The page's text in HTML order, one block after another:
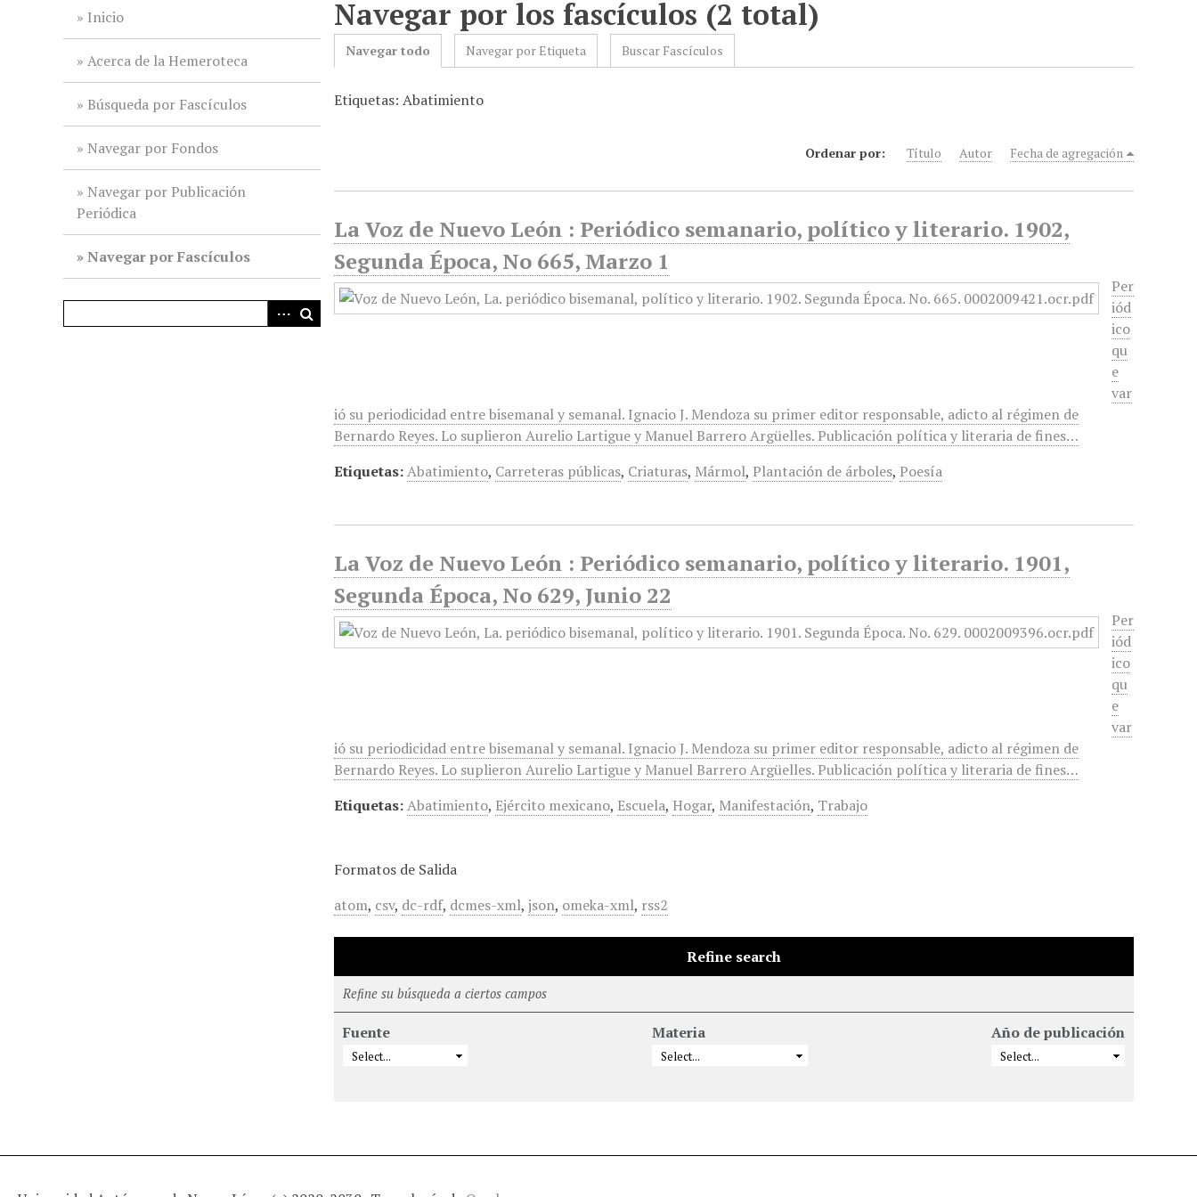
Inicio
Acerca de la Hemeroteca
Búsqueda por Fascículos
Navegar por Fondos
Navegar por Publicación
Periódica
Navegar por Fascículos
Navegar por los fascículos (2 total)
Navegar todo Navegar por Etiqueta Buscar Fascículos
Etiquetas: Abatimiento
Ordenar por: Título Autor Fecha de agregación
La Voz de Nuevo León : Periódico semanario, político y literario. 1902,
Segunda Época, No 665, Marzo 1
Per
iód
ico
qu
e
var
ió su periodicidad entre bisemanal y semanal. Ignacio J. Mendoza su primer editor responsable, adicto al régimen de
Bernardo Reyes. Lo suplieron Aurelio Lartigue y Manuel Barrero Argüelles. Publicación política y literaria de fines…
Etiquetas:Abatimiento, Carreteras públicas, Criaturas, Mármol, Plantación de árboles, Poesía
La Voz de Nuevo León : Periódico semanario, político y literario. 1901,
Segunda Época, No 629, Junio 22
Per
iód
ico
qu
e
var
ió su periodicidad entre bisemanal y semanal. Ignacio J. Mendoza su primer editor responsable, adicto al régimen de
Bernardo Reyes. Lo suplieron Aurelio Lartigue y Manuel Barrero Argüelles. Publicación política y literaria de fines…
Etiquetas:Abatimiento, Ejército mexicano, Escuela, Hogar, Manifestación, Trabajo
Formatos de Salida
atom, csv, dc-rdf, dcmes-xml,json, omeka-xml, rss2
Refine search
Refine su búsqueda a ciertos campos
Fuente Materia Año de publicación